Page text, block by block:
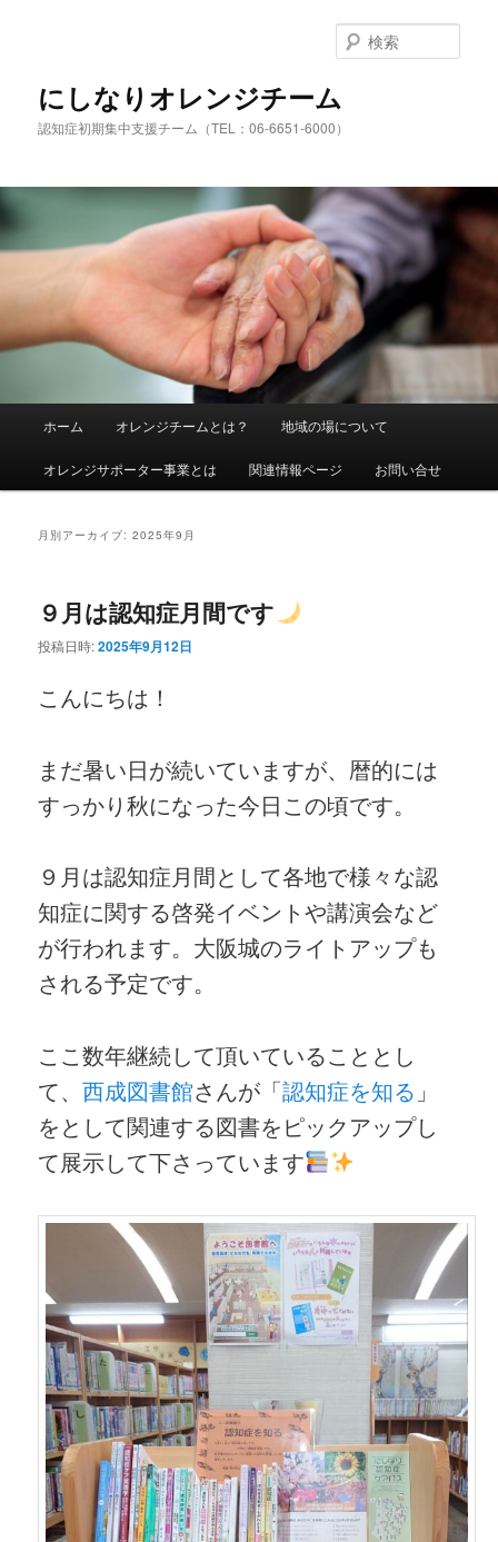
にしなりオレンジチーム
認知症初期集中支援チーム（TEL：06-6651-6000）
索
メ
イ
ン
ン
ツ
へ
動
サ
ブ
テ
ツ
へ
移
ホーム オレンジチームとは？ 地域の場について
オレンジサポーター事業とは 関連情報ページ お問い合せ
月別アーカイブ:2025年9月
９月は認知症月間です
投稿日時:2025年9月12日
こんにちは！
まだ暑い日が続いていますが、暦的には
すっかり秋になった今日この頃です。
９月は認知症月間として各地で様々な認
知症に関する啓発イベントや講演会など
が行われます。大阪城のライトアップも
される予定です。
ここ数年継続して頂いていることとし
て、西成図書館さんが「認知症を知る 」
をとして関連する図書をピックアップし
て展示して下さっています